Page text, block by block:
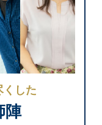
くした
陣